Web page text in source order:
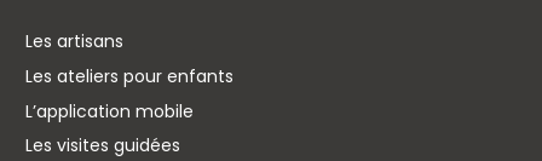
Les artisans
Les ateliers pour enfants
L’application mobile
Les visites guidées